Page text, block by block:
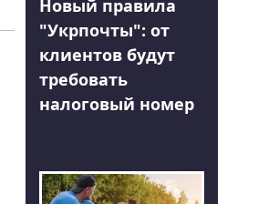
Новый правила
"Укрпочты": от
клиентов будут
требовать
налоговый номер